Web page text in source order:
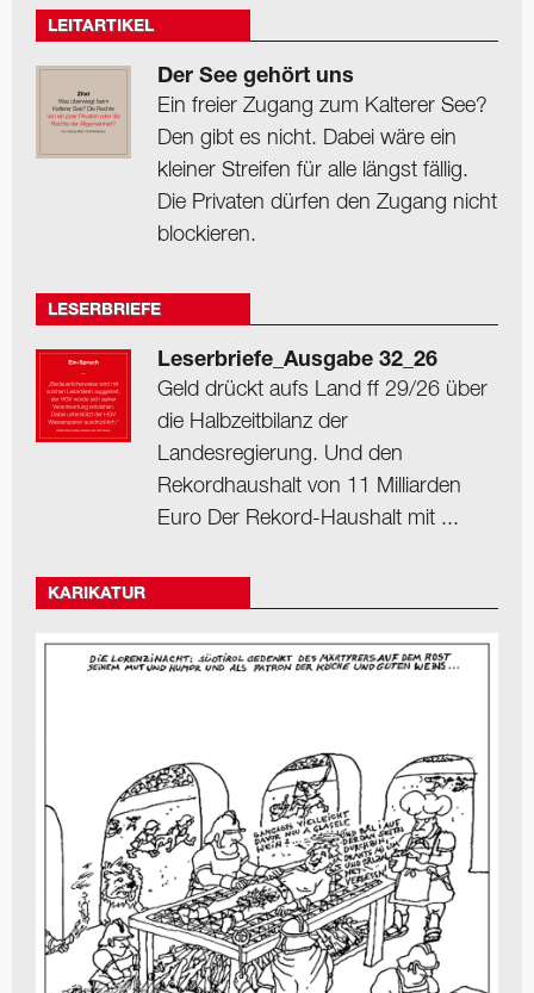
LEITARTIKEL
Der See gehört uns
Ein freier Zugang zum Kalterer See?
Den gibt es nicht. Dabei wäre ein
kleiner Streifen für alle längst fällig.
Die Privaten dürfen den Zugang nicht
blockieren.
LESERBRIEFE
Leserbriefe_Ausgabe 32_26
Geld drückt aufs Land ff 29/26 über
die Halbzeitbilanz der
Landesregierung. Und den
Rekordhaushalt von 11 Milliarden
Euro Der Rekord-Haushalt mit ...
KARIKATUR